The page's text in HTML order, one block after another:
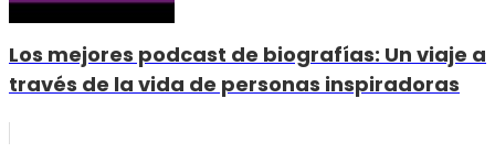
Los mejores podcast de biografías: Un viaje a
través de la vida de personas inspiradoras